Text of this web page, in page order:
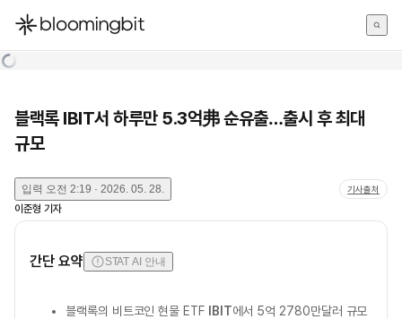
한국어
블랙록 IBIT서 하루만 5.3억弗 순유출…출시 후 최대
규모
입력 오전 2:19 · 2026. 05. 28. 기사출처
이준형 기자
간단 요약 STAT AI 안내
블랙록의 비트코인 현물 ETF IBIT에서 5억 2780만달러 규모